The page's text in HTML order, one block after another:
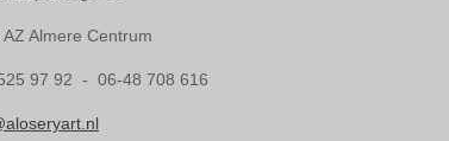
AZ Almere Centrum
97 92 - 06-48 708 616